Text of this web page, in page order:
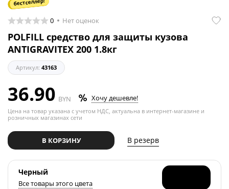
бестселлер!
0 Нет оценок
POLFILL средство для защиты кузова
ANTIGRAVITEX 200 1.8кг
Артикул: 43163
36.90 BYN Хочу дешевле!
Цена на товар указана с учетом НДС, актуальна в интернет-магазине и
розничных магазинах сети
В КОРЗИНУ В резерв
Черный
Все товары этого цвета